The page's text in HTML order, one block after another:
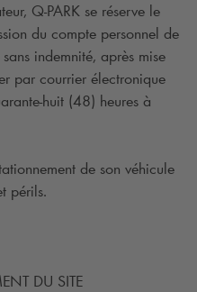
Q-PARK se réserve le
du compte personnel de
indemnité, après mise
par courrier électronique
huit (48) heures à
de son véhicule
périls.
DU SITE